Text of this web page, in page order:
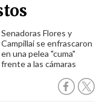
Senadoras Flores y
Campillai se enfrascaron
en una pelea "cuma"
frente a las cámaras